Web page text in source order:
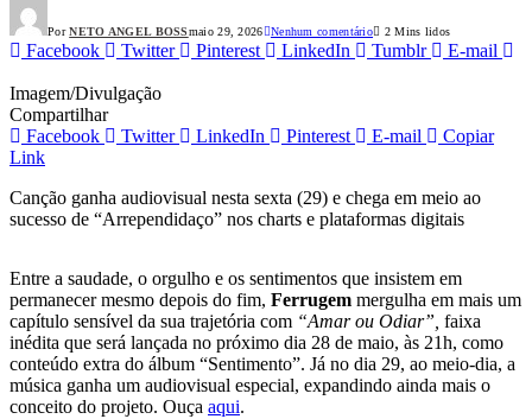
Por NETO ANGEL BOSSmaio 29, 2026 Nenhum comentário 2 Mins lidos
Facebook Twitter Pinterest LinkedIn Tumblr E-mail
Imagem/Divulgação
Compartilhar
Facebook
Twitter LinkedIn Pinterest E-mail
Copiar
Link
Canção ganha audiovisual nesta sexta (29) e chega em meio ao
sucesso de “Arrependidaço” nos charts e plataformas digitais
Entre a saudade, o orgulho e os sentimentos que insistem em
permanecer mesmo depois do fim, Ferrugem mergulha em mais um
capítulo sensível da sua trajetória com “Amar ou Odiar”, faixa
inédita que será lançada no próximo dia 28 de maio, às 21h, como
conteúdo extra do álbum “Sentimento”. Já no dia 29, ao meio-dia, a
música ganha um audiovisual especial, expandindo ainda mais o
conceito do projeto. Ouça aqui.